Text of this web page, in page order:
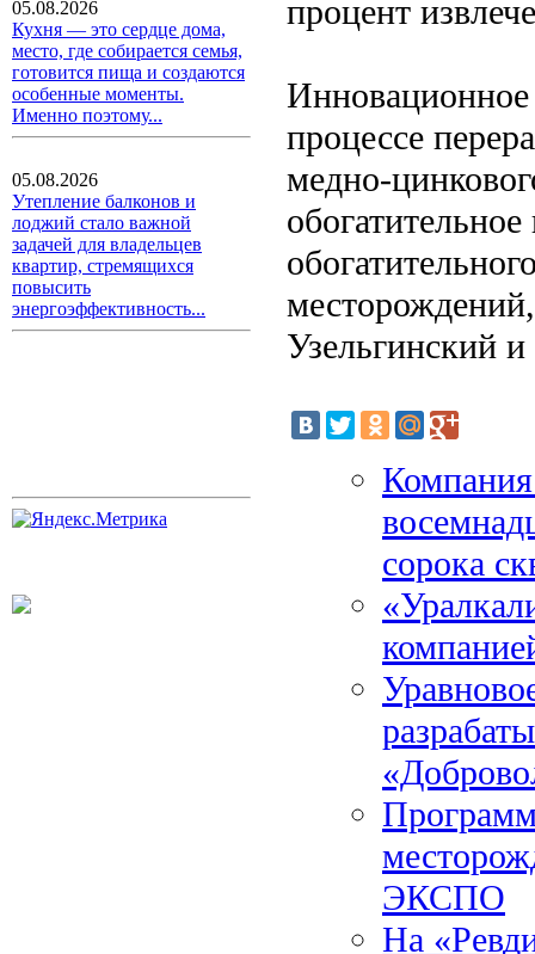
05.08.2026
Кухня — это сердце дома,
место, где собирается семья,
готовится пища и создаются
особенные моменты.
Именно поэтому...
05.08.2026
Утепление балконов и
лоджий стало важной
задачей для владельцев
квартир, стремящихся
повысить
энергоэффективность...
процент
Инновационное
процессе
медно-
Узельгинский
Компания
сорока
ЭКСПО
На